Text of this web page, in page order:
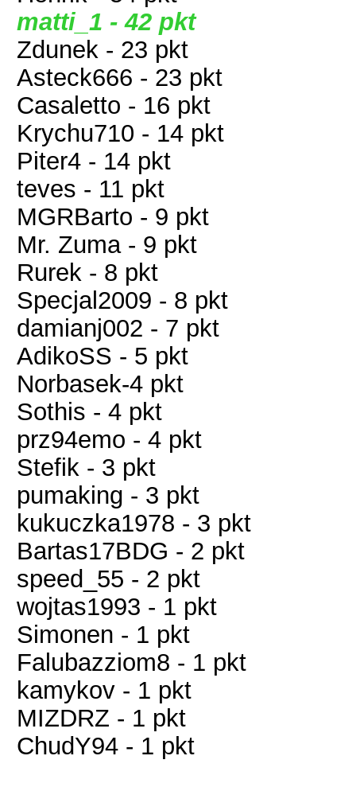
matti_1 - 42 pkt
Zdunek - 23 pkt
Asteck666 - 23 pkt
Casaletto - 16 pkt
Krychu710 - 14 pkt
Piter4 - 14 pkt
teves - 11 pkt
MGRBarto - 9 pkt
Mr. Zuma - 9 pkt
Rurek - 8 pkt
Specjal2009 - 8 pkt
damianj002 - 7 pkt
AdikoSS - 5 pkt
Norbasek-4 pkt
Sothis - 4 pkt
prz94emo - 4 pkt
Stefik - 3 pkt
pumaking - 3 pkt
kukuczka1978 - 3 pkt
Bartas17BDG - 2 pkt
speed_55 - 2 pkt
wojtas1993 - 1 pkt
Simonen - 1 pkt
Falubazziom8 - 1 pkt
kamykov - 1 pkt
MIZDRZ - 1 pkt
ChudY94 - 1 pkt